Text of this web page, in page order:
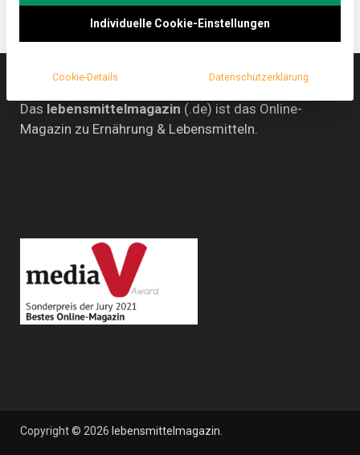
Wiener
im
Das lebensmittelmagazin (.de) ist das Online-
Magazin zu Ernährung & Lebensmitteln.
Copyright © 2026 lebensmittelmagazin
Individuelle Cookie-Einstellungen
Cookie-Details Datenschutzerklärung